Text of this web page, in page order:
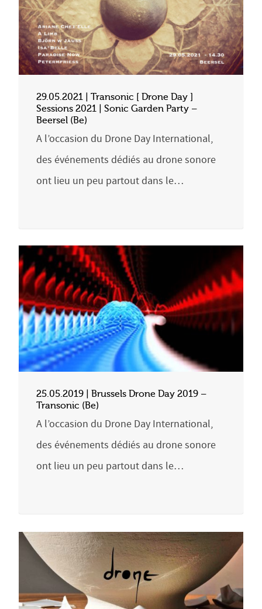
29.05.2021 | Transonic [ Drone Day ]
Sessions 2021 | Sonic Garden Party –
Beersel (Be)
A l’occasion du Drone Day International,
des événements dédiés au drone sonore
ont lieu un peu partout dans le…
25.05.2019 | Brussels Drone Day 2019 –
Transonic (Be)
A l’occasion du Drone Day International,
des événements dédiés au drone sonore
ont lieu un peu partout dans le…